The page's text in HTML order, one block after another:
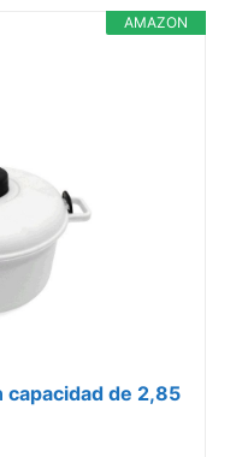
AMAZON
capacidad de 2,85